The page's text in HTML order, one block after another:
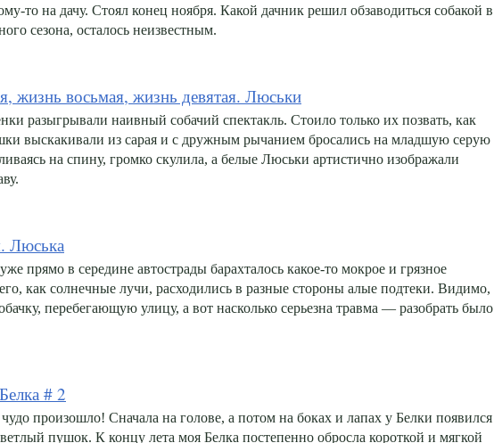
то на дачу. Стоял конец ноября. Какой дачник решил обзаводиться собакой в
сезона, осталось неизвестным.
жизнь восьмая, жизнь девятая. Люськи
разыгрывали наивный собачий спектакль. Стоило только их позвать, как
выскакивали из сарая и с дружным рычанием бросались на младшую серую
на спину, громко скулила, а белые Люськи артистично изображали
Люська
прямо в середине автострады барахталось какое-то мокрое и грязное
как солнечные лучи, расходились в разные стороны алые подтеки. Видимо,
перебегающую улицу, а вот насколько серьезна травма — разобрать было
# 2
произошло! Сначала на голове, а потом на боках и лапах у Белки появился
пушок. К концу лета моя Белка постепенно обросла короткой и мягкой